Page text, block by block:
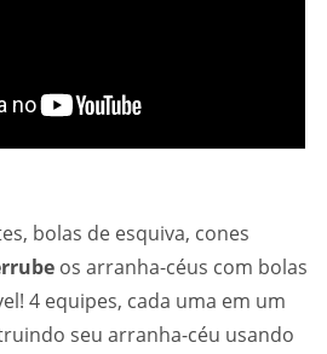
bolas de esquiva, cones
os arranha-céus com bolas
4 equipes, cada uma em um
seu arranha-céu usando